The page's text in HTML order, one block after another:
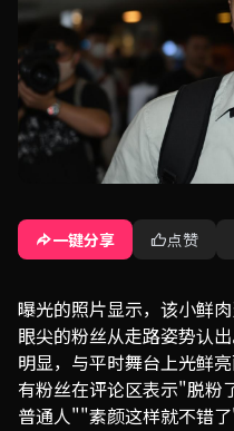
一键分享 点赞
曝光的照片显示，该小鲜
眼尖的粉丝从走路姿势认
明显，与平时舞台上光鲜亮
有粉丝在评论区表示"脱粉
普通人""素颜这样就不错了